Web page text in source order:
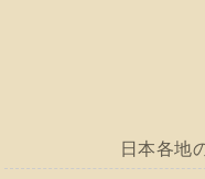
日本各地